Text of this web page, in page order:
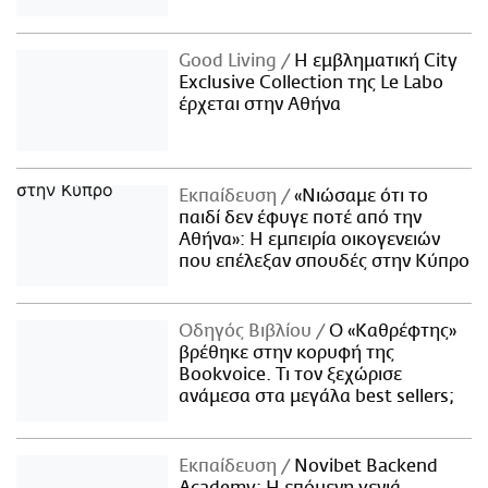
Good Living
Η εμβληματική City
Exclusive Collection της Le Labo
έρχεται στην Αθήνα
Εκπαίδευση
«Νιώσαμε ότι το
παιδί δεν έφυγε ποτέ από την
Αθήνα»: Η εμπειρία οικογενειών
που επέλεξαν σπουδές στην Κύπρο
Οδηγός Βιβλίου
Ο «Καθρέφτης»
βρέθηκε στην κορυφή της
Bookvoice. Τι τον ξεχώρισε
ανάμεσα στα μεγάλα best sellers;
Εκπαίδευση
Novibet Backend